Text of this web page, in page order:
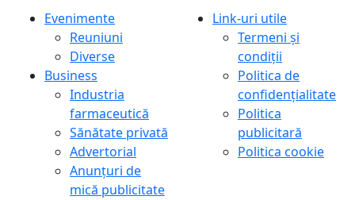
Evenimente
Reuniuni
Diverse
Business
Industria
farmaceutică
Sănătate privată
Advertorial
Anunțuri de
mică publicitate
Link-uri utile
Termeni și
condiții
Politica de
confidențialitate
Politica
publicitară
Politica cookie